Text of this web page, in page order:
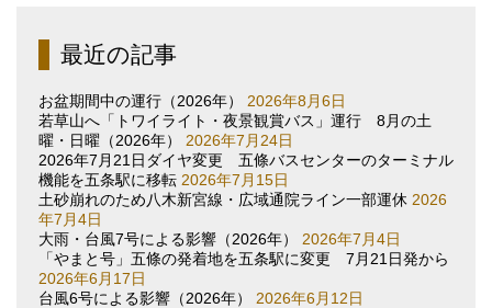
最近の記事
お盆期間中の運行（2026年）
2026年8月6日
若草山へ「トワイライト・夜景観賞バス」運行 8月の土
曜・日曜（2026年）
2026年7月24日
2026年7月21日ダイヤ変更 五條バスセンターのターミナル
機能を五条駅に移転 2026年7月15日
土砂崩れのため八木新宮線・広域通院ライン一部運休 2026
年7月4日
大雨・台風7号による影響（2026年）
2026年7月4日
「やまと号」五條の発着地を五条駅に変更 7月21日発から
2026年6月17日
台風6号による影響（2026年）
2026年6月12日